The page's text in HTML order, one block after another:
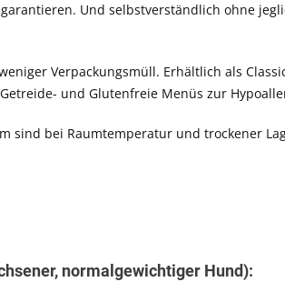
Und selbstverständlich ohne
Verpackungsmüll. Erhältlich als
und Glutenfreie Menüs zur
sind bei Raumtemperatur und trockener
normalgewichtiger Hund):